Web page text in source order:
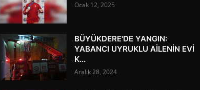
Ocak 12, 2025
BÜYÜKDERE'DE YANGIN:
YABANCI UYRUKLU AİLENİN EVİ
K...
Aralık 28, 2024